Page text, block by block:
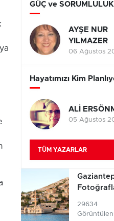
GÜÇ ve SORUMLULUK
AYŞE NUR
YILMAZER
06 Ağustos
Hayatımızı Kim
ALİ
05 Ağustos
TÜM YAZARLAR
29634